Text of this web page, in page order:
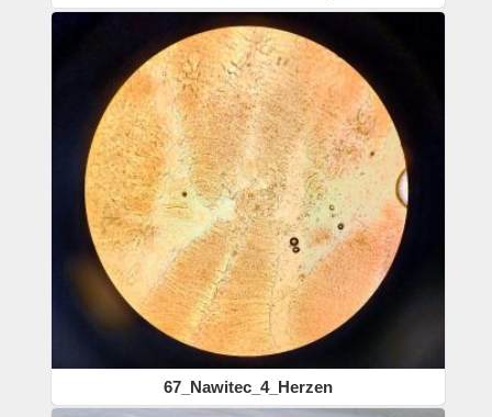
67_Nawitec_4_Herzen